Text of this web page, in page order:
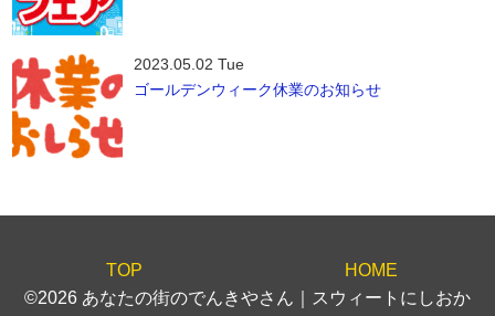
2023.05.02 Tue
ゴールデンウィーク休業のお知らせ
TOP
HOME
©2026 あなたの街のでんきやさん｜スウィートにしおか